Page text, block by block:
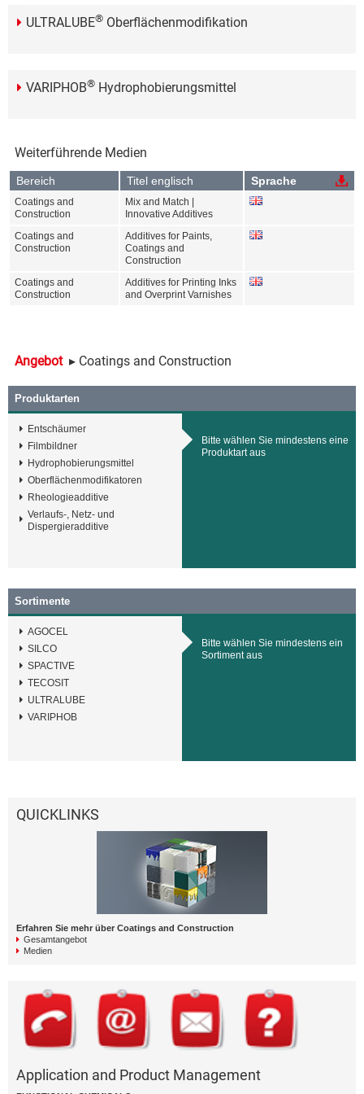
ULTRALUBE® Oberflächenmodifikation
VARIPHOB® Hydrophobierungsmittel
Weiterführende Medien
Bereich Titel englisch Sprache
Coatings and
Construction
Mix and Match |
Innovative Additives
Coatings and
Construction
Additives for Paints,
Coatings and
Construction
Coatings and
Construction
Additives for Printing Inks
and Overprint Varnishes
Angebot ▸ Coatings and Construction
Produktarten
Entschäumer
Filmbildner
Hydrophobierungsmittel
Oberflächenmodifikatoren
Rheologieadditive
Verlaufs-, Netz- und
Dispergieradditive
Bitte wählen Sie mindestens eine
Produktart aus
Sortimente
AGOCEL
SILCO
SPACTIVE
TECOSIT
ULTRALUBE
VARIPHOB
Bitte wählen Sie mindestens ein
Sortiment aus
QUICKLINKS
Erfahren Sie mehr über Coatings and Construction
Gesamtangebot
Medien
Application and Product Management